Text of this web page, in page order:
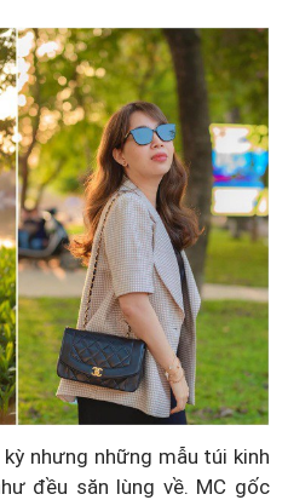
nhưng những mẫu túi kinh
đều săn lùng về. MC gốc